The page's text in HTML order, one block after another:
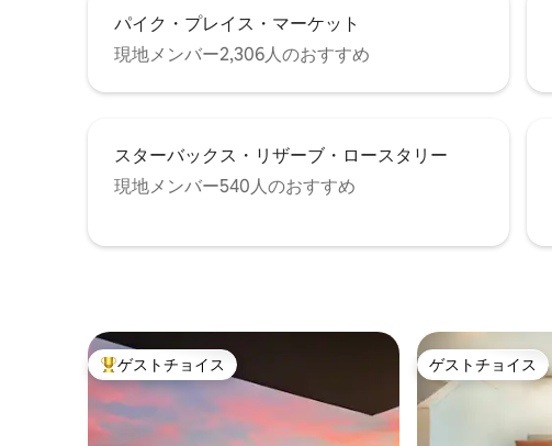
あらゆる方向に歩いて行けます。 SLUシ
アトル・ストリートカー（市内）は建物
の正面に停車します。 乗り降り自由に利
て空港まで行くか、キャピトルヒル、バ
設活動の温床であり、現在建物の隣には
何も起こっていませんが、このエリアは
昼間は労働者で活気づいています。 夜は
パイク・プレイス・マーケット
現地メンバー2,306人のおすすめ
スターバックス・リザーブ・ロースタリー
現地メンバー540人のおすすめ
大好評のゲストチョイスです。
ゲストチョイス ゲストチョイス
ゲストチョイス